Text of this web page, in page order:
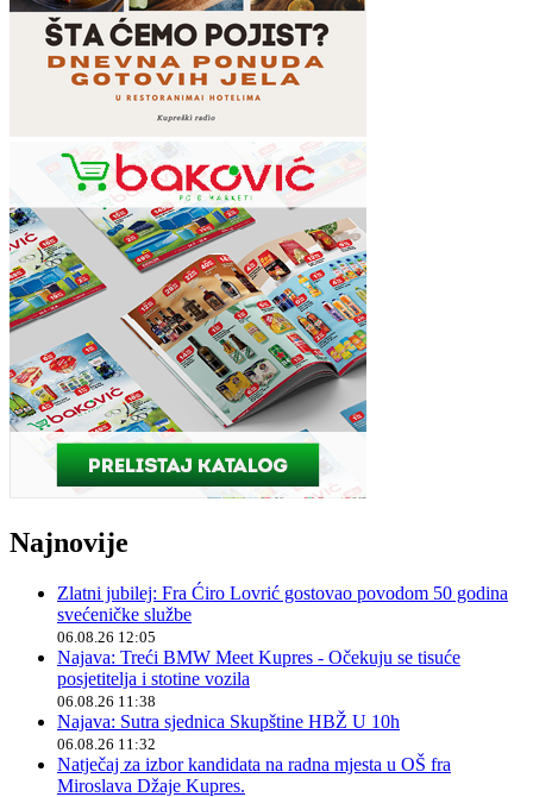
Najnovije
Zlatni jubilej: Fra Ćiro Lovrić gostovao povodom 50 godina
svećeničke službe
06.08.26 12:05
Najava: Treći BMW Meet Kupres - Očekuju se tisuće
posjetitelja i stotine vozila
06.08.26 11:38
Najava: Sutra sjednica Skupštine HBŽ U 10h
06.08.26 11:32
Natječaj za izbor kandidata na radna mjesta u OŠ fra
Miroslava Džaje Kupres.